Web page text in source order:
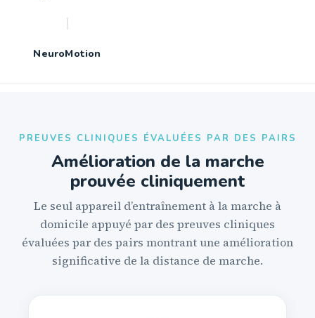
|
NeuroMotion
PREUVES CLINIQUES ÉVALUÉES PAR DES PAIRS
Amélioration de la marche
prouvée cliniquement
Le seul appareil d’entraînement à la marche à
domicile appuyé par des preuves cliniques
évaluées par des pairs montrant une amélioration
significative de la distance de marche.